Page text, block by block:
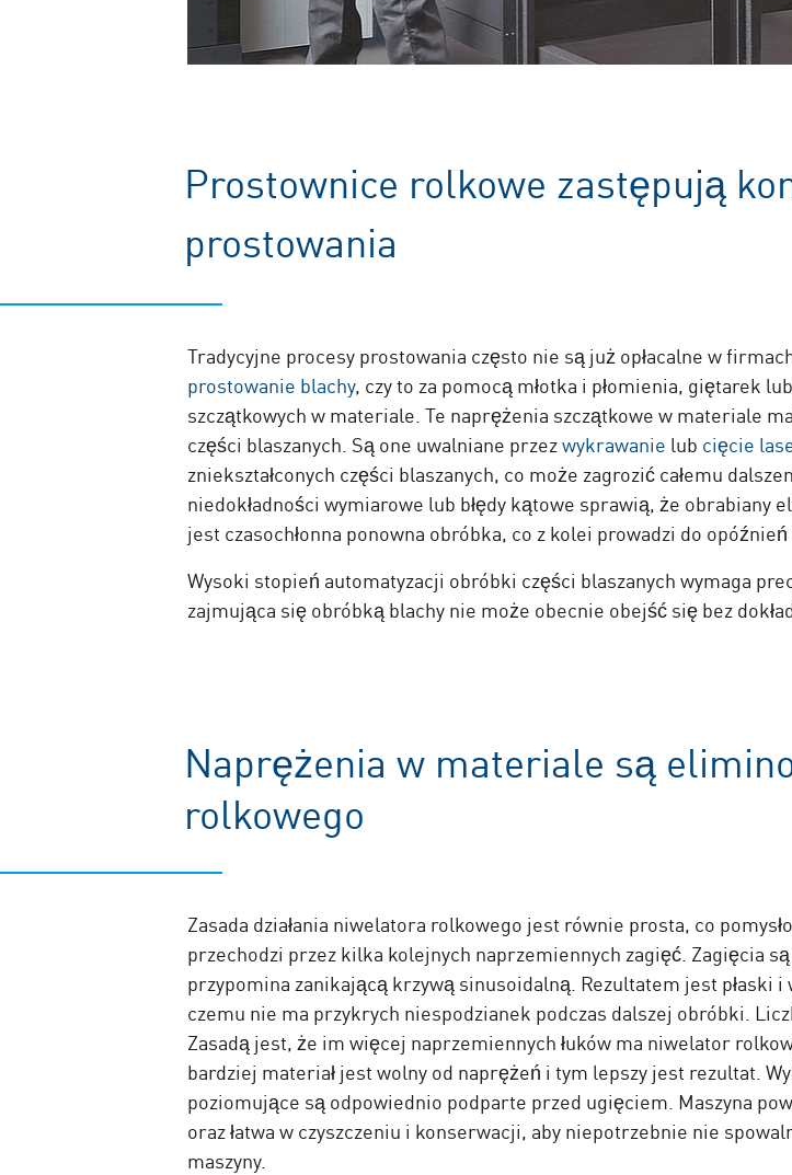
Prostownice rolkowe zastępują
prostowania
Tradycyjne procesy prostowania często nie są już opłacalne w
prostowanie blachy, czy to za pomocą młotka i płomienia, giętarek
szczątkowych w materiale. Te naprężenia szczątkowe w materiale
części blaszanych. Są one uwalniane przezwykrawanie lub cięcie
zniekształconych części blaszanych, co może zagrozić całemu
niedokładności wymiarowe lub błędy kątowe sprawią, że obrabiany
jest czasochłonna ponowna obróbka, co z kolei prowadzi do
Wysoki stopień automatyzacji obróbki części blaszanych wymaga
zajmująca się obróbką blachy nie może obecnie obejść się bez
Naprężenia w materiale są
rolkowego
Zasada działania niwelatora rolkowego jest równie prosta, co
przechodzi przez kilka kolejnych naprzemiennych zagięć. Zagięcia
przypomina zanikającą krzywą sinusoidalną. Rezultatem jest płaski
czemu nie ma przykrych niespodzianek podczas dalszej obróbki.
Zasadą jest, że im więcej naprzemiennych łuków ma niwelator
bardziej materiał jest wolny od naprężeń i tym lepszy jest rezultat.
poziomujące są odpowiednio podparte przed ugięciem. Maszyna
oraz łatwa w czyszczeniu i konserwacji, aby niepotrzebnie nie
maszyny.